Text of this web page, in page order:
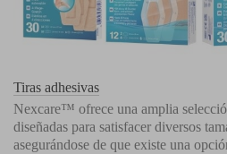
Tiras adhesivas
Nexcare™ ofrece una amplia
diseñadas para satisfacer diversos
asegurándose de que existe una